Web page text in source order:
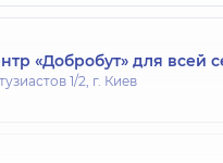
«Добробут» для всей
1/2, г. Киев